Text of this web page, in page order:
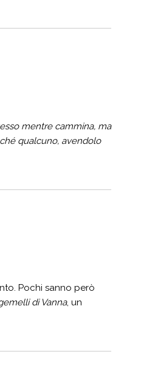
mentre cammina, ma
qualcuno, avendolo
Pochi sanno però
di Vanna, un